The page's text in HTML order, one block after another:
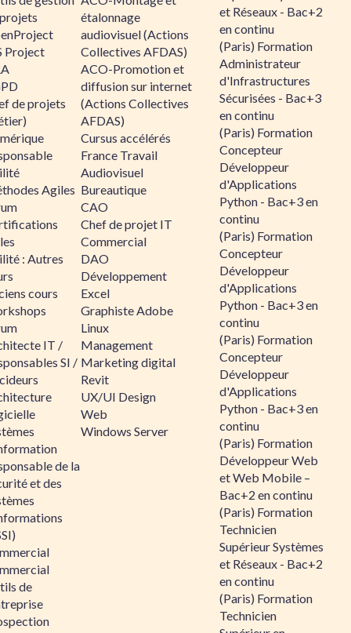
Project
de projets
Agiles
: Autres
cours
IT /
SI /
de la
et des
de
étalonnage
audiovisuel (Actions
Collectives AFDAS)
ACO-Promotion et
diffusion sur internet
(Actions Collectives
AFDAS)
Cursus accélérés
France Travail
Audiovisuel
Bureautique
CAO
Chef de projet IT
Commercial
DAO
Développement
Excel
Graphiste Adobe
Linux
Management
Marketing digital
Revit
UX/UI Design
Web
Windows Server
et Réseaux - Bac+2
en continu
(Paris) Formation
Administrateur
d'Infrastructures
Sécurisées - Bac+3
en continu
(Paris) Formation
Concepteur
Développeur
d'Applications
Python - Bac+3 en
continu
(Paris) Formation
Concepteur
Développeur
d'Applications
Python - Bac+3 en
continu
(Paris) Formation
Concepteur
Développeur
d'Applications
Python - Bac+3 en
continu
(Paris) Formation
Développeur Web
et Web Mobile –
Bac+2 en continu
(Paris) Formation
Technicien
Supérieur Systèmes
et Réseaux - Bac+2
en continu
(Paris) Formation
Technicien